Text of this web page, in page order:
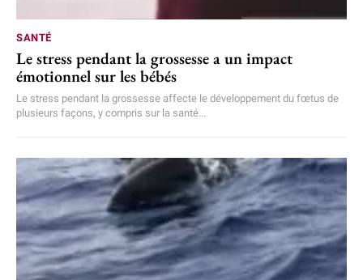
SANTÉ
Le stress pendant la grossesse a un impact
émotionnel sur les bébés
Le stress pendant la grossesse affecte le développement du fœtus de
plusieurs façons, y compris sur la santé...